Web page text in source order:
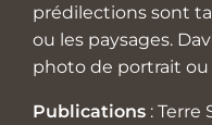
prédilections sont
ou les paysages.
photo de portrait ou
Publications : Terre